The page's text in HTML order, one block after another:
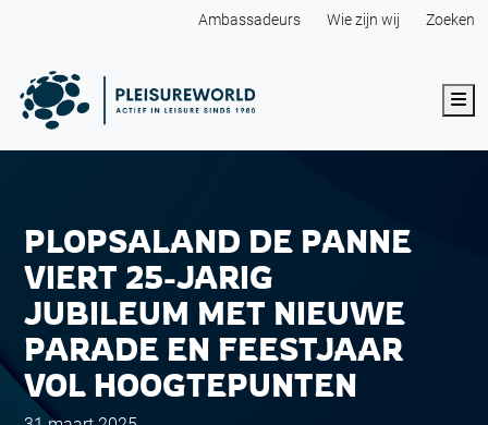
Ambassadeurs Wie zijn wij Zoeken
PLOPSALAND DE PANNE
VIERT 25-JARIG
JUBILEUM MET NIEUWE
PARADE EN FEESTJAAR
VOL HOOGTEPUNTEN